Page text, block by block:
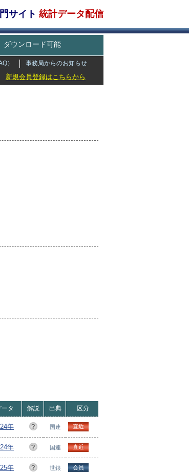
サイト 統計データ配信
ダウンロード可能
事務局からのお知らせ
）
新規会員登録はこちらから
タ 解説 出典 区分
年 国連 直近
年 国連 直近
年 世銀 会員